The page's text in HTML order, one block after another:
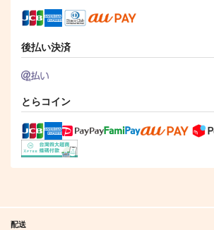
後払い決済
とらコイン
配送